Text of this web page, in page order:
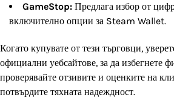
GameStop: Предлага избор от
включително опции за Steam Wallet.
Когато купувате от тези търговци,
официални уебсайтове, за да избегнете
проверявайте отзивите и оценките на
потвърдите тяхната надеждност.